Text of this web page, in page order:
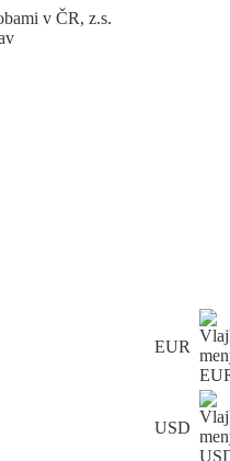
v ČR, z.s.
EUR
USD